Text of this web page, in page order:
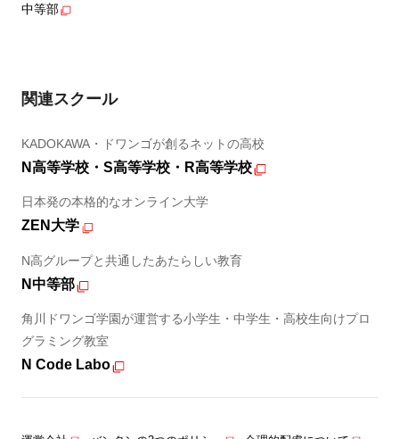
中等部
関連スクール
KADOKAWA・ドワンゴが創るネットの高校
N高等学校・S高等学校・R高等学校
日本発の本格的なオンライン大学
ZEN大学
N高グループと共通したあたらしい教育
N中等部
角川ドワンゴ学園が運営する小学生・中学生・高校生向けプロ
グラミング教室
N Code Labo